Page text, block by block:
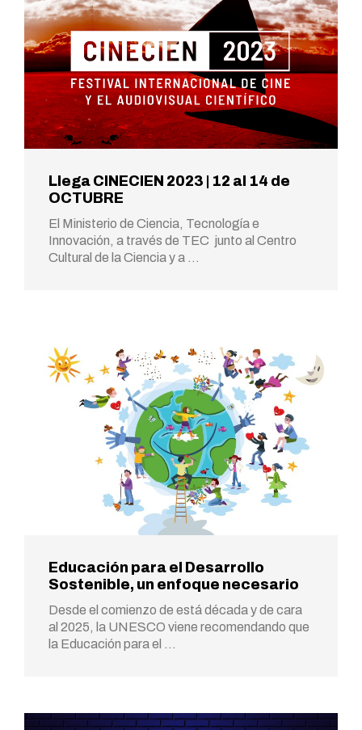
Llega CINECIEN 2023 | 12 al 14 de
OCTUBRE
El Ministerio de Ciencia, Tecnología e
Innovación, a través de TEC junto al Centro
Cultural de la Ciencia y a …
Educación para el Desarrollo
Sostenible, un enfoque necesario
Desde el comienzo de está década y de cara
al 2025, la UNESCO viene recomendando que
la Educación para el …